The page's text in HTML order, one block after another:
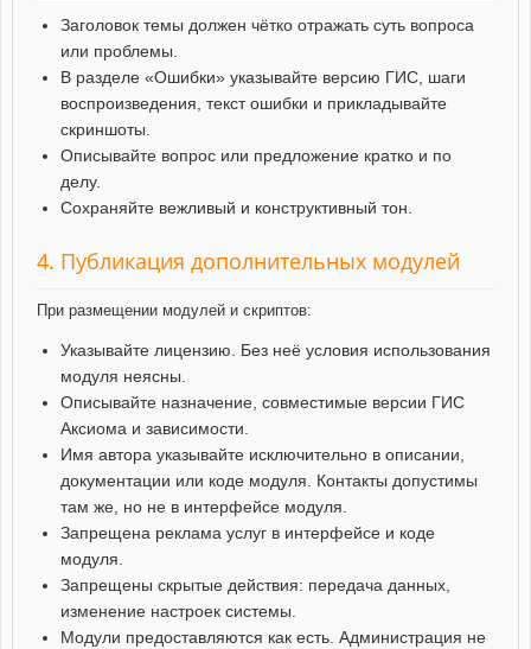
Заголовок темы должен чётко отражать суть вопроса
или проблемы.
В разделе «Ошибки» указывайте версию ГИС, шаги
воспроизведения, текст ошибки и прикладывайте
скриншоты.
Описывайте вопрос или предложение кратко и по
делу.
Сохраняйте вежливый и конструктивный тон.
4. Публикация дополнительных модулей
При размещении модулей и скриптов:
Указывайте лицензию. Без неё условия использования
модуля неясны.
Описывайте назначение, совместимые версии ГИС
Аксиома и зависимости.
Имя автора указывайте исключительно в описании,
документации или коде модуля. Контакты допустимы
там же, но не в интерфейсе модуля.
Запрещена реклама услуг в интерфейсе и коде
модуля.
Запрещены скрытые действия: передача данных,
изменение настроек системы.
Модули предоставляются как есть. Администрация не